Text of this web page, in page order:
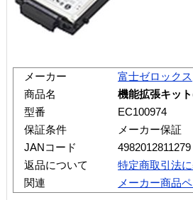
メーカー
富士ゼロックス
商品名
機能拡張キッ
型番
EC100974
保証条件
メーカー保証
JANコード
4982012811279
返品について
特定商取引法
関連
メーカー商品